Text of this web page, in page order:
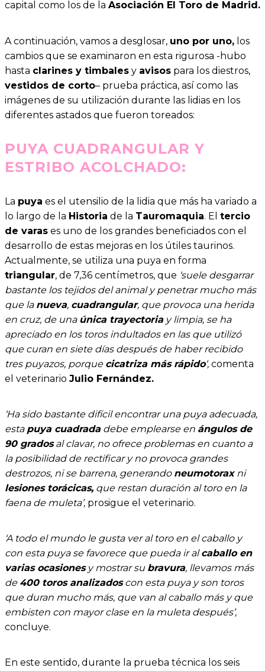
capital como los de la Asociación El Toro de Madrid.
A continuación, vamos a desglosar, uno por uno, los
cambios que se examinaron en esta rigurosa -hubo
hasta clarines y timbales y avisos para los diestros,
vestidos de corto– prueba práctica, así como las
imágenes de su utilización durante las lidias en los
diferentes astados que fueron toreados:
PUYA CUADRANGULAR Y
ESTRIBO ACOLCHADO:
La puya es el utensilio de la lidia que más ha variado a
lo largo de la Historia de la Tauromaquia. El tercio
de varas es uno de los grandes beneficiados con el
desarrollo de estas mejoras en los útiles taurinos.
Actualmente, se utiliza una puya en forma
triangular, de 7,36 centímetros, que ‘suele desgarrar
bastante los tejidos del animal y penetrar mucho más
que la nueva, cuadrangular, que provoca una herida
en cruz, de una única trayectoriay limpia, se ha
apreciado en los toros indultados en las que utilizó
que curan en siete días después de haber recibido
tres puyazos, porque cicatriza más rápido‘, comenta
el veterinario Julio Fernández.
‘Ha sido bastante difícil encontrar una puya adecuada,
esta puya cuadradadebe emplearse en ángulos de
90 gradosal clavar, no ofrece problemas en cuanto a
la posibilidad de rectificar y no provoca grandes
destrozos, ni se barrena, generando neumotoraxni
lesiones torácicas, que restan duración al toro en la
faena de muleta’, prosigue el veterinario.
‘A todo el mundo le gusta ver al toro en el caballo y
con esta puya se favorece que pueda ir alcaballo en
varias ocasionesy mostrar su bravura, llevamos más
de 400 toros analizadoscon esta puya y son toros
que duran mucho más, que van al caballo más y que
embisten con mayor clase en la muleta después’,
concluye.
En este sentido, durante la prueba técnica los seis